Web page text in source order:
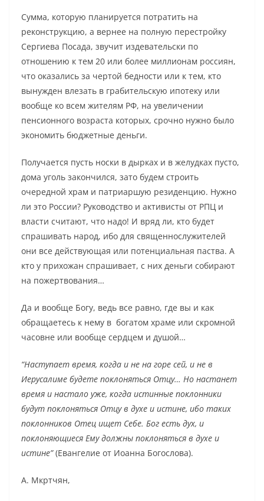
Сумма, которую планируется потратить на
реконструкцию, а вернее на полную перестройку
Сергиева Посада, звучит издевательски по
отношению к тем 20 или более миллионам россиян,
что оказались за чертой бедности или к тем, кто
вынужден влезать в грабительскую ипотеку или
вообще ко всем жителям РФ, на увеличении
пенсионного возраста которых, срочно нужно было
экономить бюджетные деньги.
Получается пусть носки в дырках и в желудках пусто,
дома уголь закончился, зато будем строить
очередной храм и патриаршую резиденцию. Нужно
ли это России? Руководство и активисты от РПЦ и
власти считают, что надо! И вряд ли, кто будет
спрашивать народ, ибо для священнослужителей
они все действующая или потенциальная паства. А
кто у прихожан спрашивает, с них деньги собирают
на пожертвования…
Да и вообще Богу, ведь все равно, где вы и как
обращаетесь к нему в богатом храме или скромной
часовне или вообще сердцем и душой…
“Наступает время, когда и не на горе сей, и не в
Иерусалиме будете поклоняться Отцу… Но настанет
время и настало уже, когда истинные поклонники
будут поклоняться Отцу в духе и истине, ибо таких
поклонников Отец ищет Себе. Бог есть дух, и
поклоняющиеся Ему должны поклоняться в духе и
истине”(Евангелие от Иоанна Богослова).
А. Мкртчян,